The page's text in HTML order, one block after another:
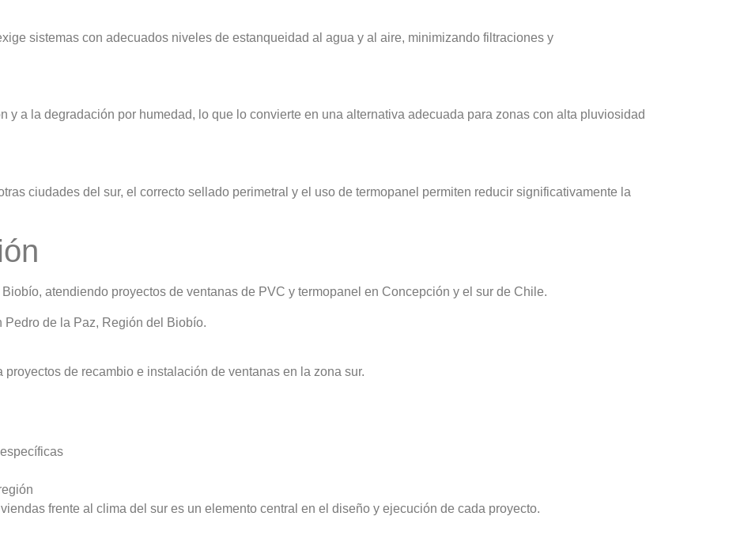
sistemas con adecuados niveles de estanqueidad al agua y al aire, minimizando filtraciones y
y a la degradación por humedad, lo que lo convierte en una alternativa adecuada para zonas con alta pluviosidad
ciudades del sur, el correcto sellado perimetral y el uso de termopanel permiten reducir significativamente la
atendiendo proyectos de ventanas de PVC y termopanel en Concepción y el sur de Chile.
Pedro de la Paz, Región del Biobío.
de recambio e instalación de ventanas en la zona sur.
frente al clima del sur es un elemento central en el diseño y ejecución de cada proyecto.